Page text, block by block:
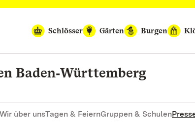
Schlösser
Gärten Burgen
Baden‑Württemberg
Wir über unsTagen & FeiernGruppen & Schulen